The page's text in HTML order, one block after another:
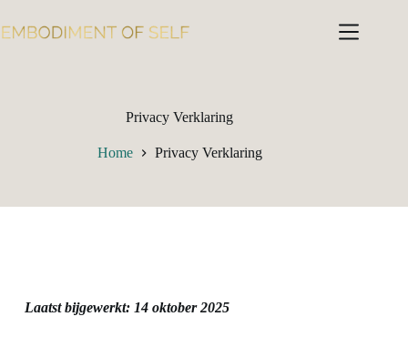
Privacy Verklaring
Home Privacy Verklaring
Laatst bijgewerkt: 14 oktober 2025